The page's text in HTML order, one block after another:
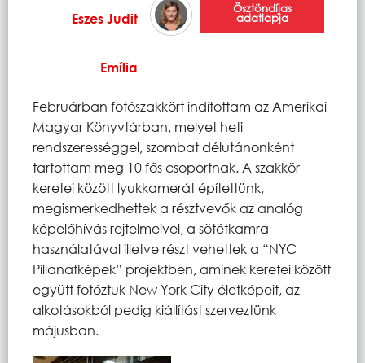
Eszes Judit
Emília
Ösztöndíjas
adatlapja
Februárban fotószakkört indítottam az Amerikai
Magyar Könyvtárban, melyet heti
rendszerességgel, szombat délutánonként
tartottam meg 10 fős csoportnak. A szakkör
keretei között lyukkamerát építettünk,
megismerkedhettek a résztvevők az analóg
képelőhívás rejtelmeivel, a sötétkamra
használatával illetve részt vehettek a “NYC
Pillanatképek” projektben, aminek keretei között
együtt fotóztuk New York City életképeit, az
alkotásokból pedig kiállítást szerveztünk
májusban.